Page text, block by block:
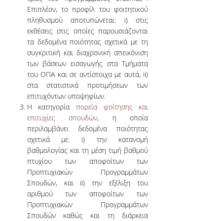
ΜΕΛΗ ΔΕΠ
ΕΠΙΤΙΜΟΙ ΔΙΔΑΚΤΟΡΕΣ
ΜΕΛΗ Ε.ΔΙ.Π.
ΜΕΛΗ Ε.Τ.Ε.Π.
ΔΙΑΣΦΑΛΙΣΗ
ΠΟΙΟΤΗΤΑΣ
ΠΟΛΙΤΙΚΗ
ΠΟΙΟΤΗΤΑΣ
ΔΕΔΟΜΕΝΑ
ΠΟΙΟΤΗΤΑΣ
ΠΙΣΤΟΠΟΙΗΣΗ
Επιπλέον, το προφίλ του φοιτητικού
πληθυσμού αποτυπώνεται: i) στις
εκθέσεις στις οποίες παρουσιάζονται
τα δεδομένα ποιότητας σχετικά με τη
συγκριτική και διαχρονική απεικόνιση
των βάσεων εισαγωγής στα Τμήματα
του ΟΠΑ και σε αντίστοιχα με αυτά, ii)
στα στατιστικά προτιμήσεων των
επιτυχόντων υποψηφίων.
Η κατηγορία πορεία φοίτησης και
επιτυχίες σπουδών, η οποία
περιλαμβάνει δεδομένα ποιότητας
σχετικά με: i) την κατανομή
βαθμολογίας και τη μέση τιμή βαθμού
πτυχίου των αποφοίτων των
Προπτυχιακών Προγραμμάτων
Σπουδών, και ii) την εξέλιξη του
αριθμού των αποφοίτων των
Προπτυχιακών Προγραμμάτων
Σπουδών καθώς και τη διάρκεια